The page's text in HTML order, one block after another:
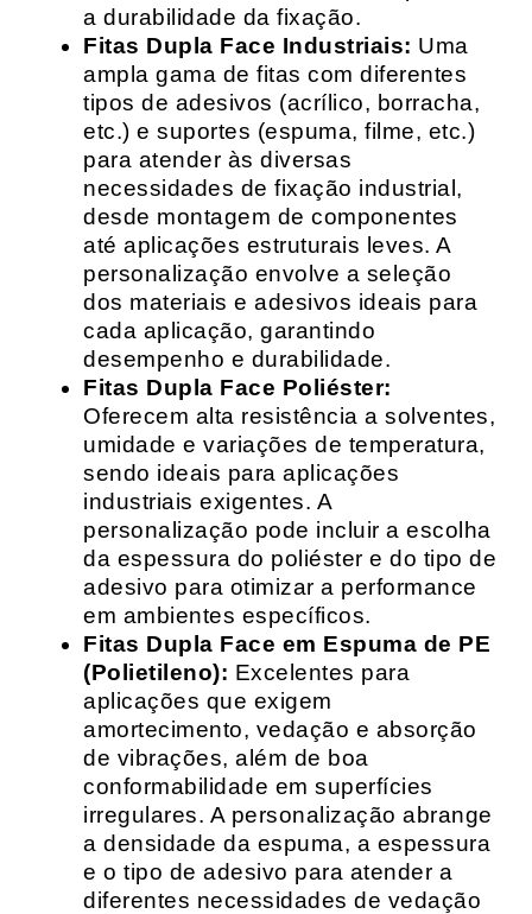
a durabilidade da fixação.
Fitas Dupla Face Industriais: Uma
ampla gama de fitas com diferentes
tipos de adesivos (acrílico, borracha,
etc.) e suportes (espuma, filme, etc.)
para atender às diversas
necessidades de fixação industrial,
desde montagem de componentes
até aplicações estruturais leves. A
personalização envolve a seleção
dos materiais e adesivos ideais para
cada aplicação, garantindo
desempenho e durabilidade.
Fitas Dupla Face Poliéster:
Oferecem alta resistência a solventes,
umidade e variações de temperatura,
sendo ideais para aplicações
industriais exigentes. A
personalização pode incluir a escolha
da espessura do poliéster e do tipo de
adesivo para otimizar a performance
em ambientes específicos.
Fitas Dupla Face em Espuma de PE
(Polietileno): Excelentes para
aplicações que exigem
amortecimento, vedação e absorção
de vibrações, além de boa
conformabilidade em superfícies
irregulares. A personalização abrange
a densidade da espuma, a espessura
e o tipo de adesivo para atender a
diferentes necessidades de vedação